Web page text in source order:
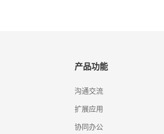
产品功能
沟通交流
扩展应用
协同办公